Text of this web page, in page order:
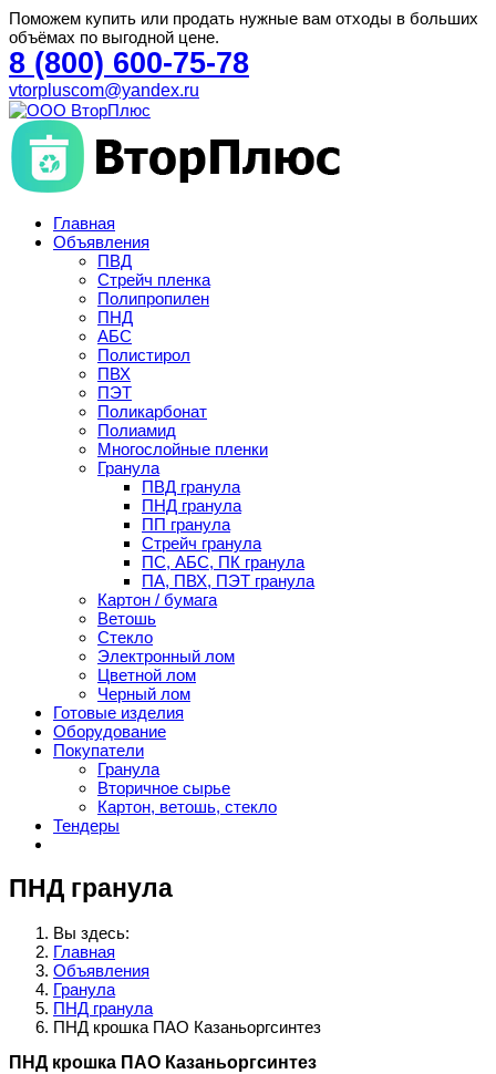
Поможем купить или продать нужные вам отходы в больших
объёмах по выгодной цене.
8 (800) 600-75-78
vtorpluscom@yandex.ru
Главная
Объявления
ПВД
Стрейч пленка
Полипропилен
ПНД
АБС
Полистирол
ПВХ
ПЭТ
Поликарбонат
Полиамид
Многослойные пленки
Гранула
ПВД гранула
ПНД гранула
ПП гранула
Стрейч гранула
ПС, АБС, ПК гранула
ПА, ПВХ, ПЭТ гранула
Картон / бумага
Ветошь
Стекло
Электронный лом
Цветной лом
Черный лом
Готовые изделия
Оборудование
Покупатели
Гранула
Вторичное сырье
Картон, ветошь, стекло
Тендеры
ПНД гранула
Вы здесь:
Главная
Объявления
Гранула
ПНД гранула
ПНД крошка ПАО Казаньоргсинтез
ПНД крошка ПАО Казаньоргсинтез